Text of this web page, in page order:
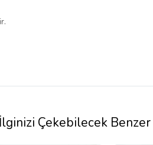
İlginizi Çekebilecek